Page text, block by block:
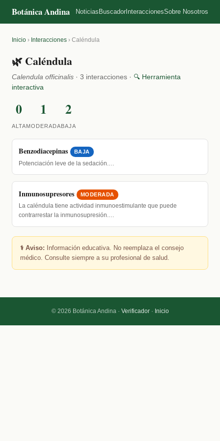
Botánica Andina Noticias Buscador InteraccionesSobre Nosotros
Inicio › Interacciones › Caléndula
🌿 Caléndula
Calendula officinalis · 3 interacciones · 🔍 Herramienta
interactiva
0
ALTA
1
MODERADA
2
BAJA
Benzodiacepinas BAJA
Potenciación leve de la sedación.…
Inmunosupresores MODERADA
La caléndula tiene actividad inmunoestimulante que puede
contrarrestar la inmunosupresión.…
⚕️ Aviso: Información educativa. No reemplaza el consejo
médico. Consulte siempre a su profesional de salud.
© 2026 Botánica Andina · Verificador· Inicio